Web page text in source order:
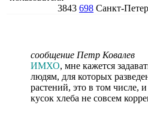
3843 698 Санкт-
сообщение Петр Ковалев
ИМХО, мне кажется
людям, для которых
растений, это в том числе, и
кусок хлеба не совсем